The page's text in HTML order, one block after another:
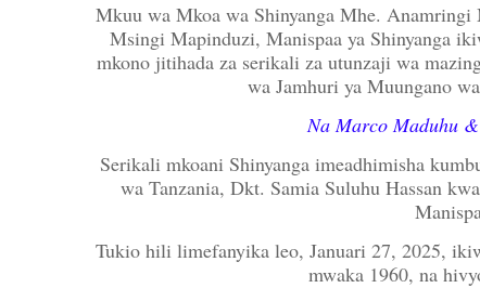
Mkuu wa Mkoa wa Shinyanga Mhe. Anamringi
Msingi Mapinduzi, Manispaa ya Shinyanga
mkono jitihada za serikali za utunzaji wa
wa Jamhuri ya Muungano
Na Marco Maduhu
Serikali mkoani Shinyanga imeadhimisha
wa Tanzania, Dkt. Samia Suluhu Hassan
Tukio hili limefanyika leo, Januari 27, 2025,
mwaka 1960, na